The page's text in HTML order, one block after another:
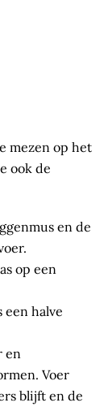
mezen op het
ook de
en de
op een
een halve
en
Voer
blijft en de